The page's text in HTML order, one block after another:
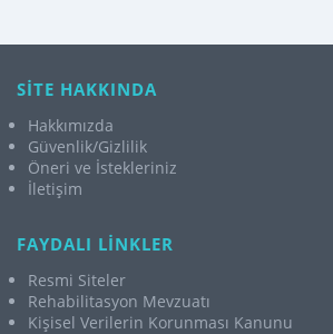
SİTE HAKKINDA
Hakkımızda
Güvenlik/Gizlilik
Öneri ve İstekleriniz
İletişim
FAYDALI LİNKLER
Resmi Siteler
Rehabilitasyon Mevzuatı
Kişisel Verilerin Korunması Kanunu